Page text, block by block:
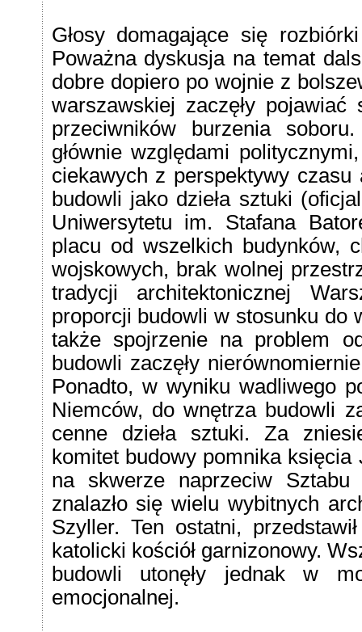
Głosy domagające się
Poważna dyskusja na temat
dobre dopiero po wojnie z
warszawskiej zaczęły
przeciwników burzenia
głównie względami
ciekawych z perspektywy
budowli jako dzieła sztuki
Uniwersytetu im. Stafana
placu od wszelkich budynków,
wojskowych, brak wolnej
tradycji architektonicznej
proporcji budowli w stosunku do
także spojrzenie na problem
budowli zaczęły
Ponadto, w wyniku wadliwego
Niemców, do wnętrza budowli
cenne dzieła sztuki. Za
komitet budowy pomnika księcia
na skwerze naprzeciw
znalazło się wielu wybitnych
Szyller. Ten ostatni,
katolicki kościół garnizonowy.
budowli utonęły jednak w
emocjonalnej.